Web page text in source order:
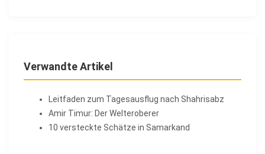
Verwandte Artikel
Leitfaden zum Tagesausflug nach Shahrisabz
Amir Timur: Der Welteroberer
10 versteckte Schätze in Samarkand